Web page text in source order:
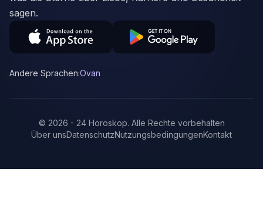
sagen.
Andere Sprachen:Ovan
© 2026 - 24 Horoskop. Alle Rechte vorbehalten
Über unsDatenschutzNutzungsbedingungenKontakt